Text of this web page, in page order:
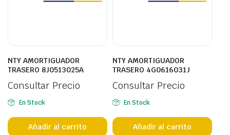
NTY AMORTIGUADOR
TRASERO 8J0513025A
Consultar Precio
En Stock
Añadir al carrito
NTY AMORTIGUADOR
TRASERO 4G0616031J
Consultar Precio
En Stock
Añadir al carrito